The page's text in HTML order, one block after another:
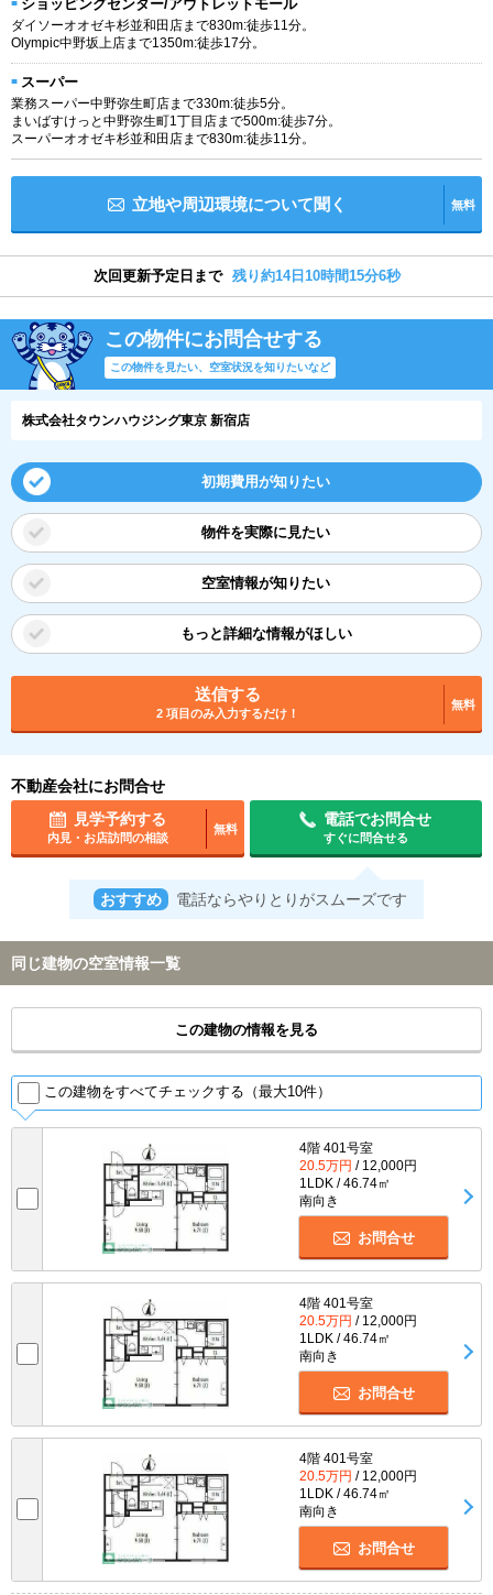
ショッピングセンター/アウトレットモール
ダイソーオオゼキ杉並和田店まで830m:徒歩11分。
Olympic中野坂上店まで1350m:徒歩17分。
スーパー
業務スーパー中野弥生町店まで330m:徒歩5分。
まいばすけっと中野弥生町1丁目店まで500m:徒歩7分。
スーパーオオゼキ杉並和田店まで830m:徒歩11分。
立地や周辺環境について聞く 無料
次回更新予定日まで 残り約14日10時間15分6秒
この物件にお問合せする
この物件を見たい、空室状況を知りたいなど
株式会社タウンハウジング東京 新宿店
初期費用が知りたい
物件を実際に見たい
空室情報が知りたい
もっと詳細な情報がほしい
送信する
2 項目のみ入力するだけ！
無料
不動産会社にお問合せ
見学予約する
内見・お店訪問の相談
無料
電話でお問合せ
すぐに問合せる
おすすめ 電話ならやりとりがスムーズです
同じ建物の空室情報一覧
この建物の情報を見る
この建物をすべてチェックする（最大10件）
4階 401号室
20.5万円 / 12,000円
1LDK / 46.74㎡
南向き
お問合せ
4階 401号室
20.5万円 / 12,000円
1LDK / 46.74㎡
南向き
お問合せ
4階 401号室
20.5万円 / 12,000円
1LDK / 46.74㎡
南向き
お問合せ